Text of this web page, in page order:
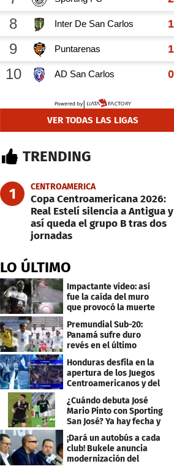
VER TODAS LAS LIGAS
TRENDING
1 CENTROAMERICA
Copa Centroamericana 2026:
Real Estelí silencia a Antigua y
así queda el grupo B tras dos
jornadas
LO ÚLTIMO
Impactante vídeo: así
fue la caída del muro
que provocó la muerte
de Tássio Maia
Premundial Sub-20:
Panamá sufre duro
revés en el último
minuto y se aleja de 4tos
Honduras desfila en la
apertura de los Juegos
Centroamericanos y del
Caribe 2026
¿Cuándo debuta José
Mario Pinto con Sporting
San José? Ya hay fecha y
rival
¡Dará un autobús a cada
club! Bukele anuncia
modernización del